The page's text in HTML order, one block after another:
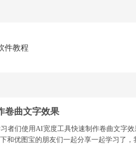
件教程
卷曲文字效果
者们使用AI宽度工具快速制作卷曲文字
和优图宝的朋友们一起分享一起学习了